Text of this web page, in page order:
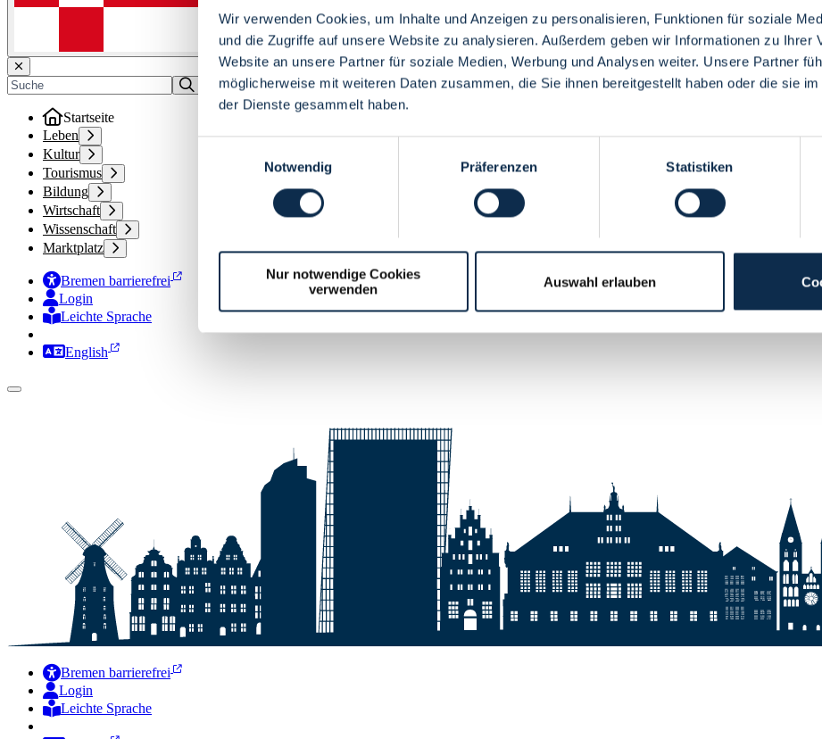
Wir verwenden Cookies, um Inhalte und Anzeigen zu personalisieren, Funktionen für soziale
und die Zugriffe auf unsere Website zu analysieren. Außerdem geben wir Informationen zu Ihrer
Website an unsere Partner für soziale Medien, Werbung und Analysen weiter. Unsere Partner
möglicherweise mit weiteren Daten zusammen, die Sie ihnen bereitgestellt haben oder die sie
der Dienste gesammelt haben.
Notwendig
Präferenzen Statistiken
Nur notwendige Cookies
verwenden
Auswahl erlauben
Menü
Startseite
Leben
Kultur
Tourismus
Bildung
Wirtschaft
Wissenschaft
Marktplatz
Bremen barrierefrei
Login
Leichte Sprache
Zur Deutschen Gebärdensprache
English
Bremen barrierefrei
Login
Leichte Sprache